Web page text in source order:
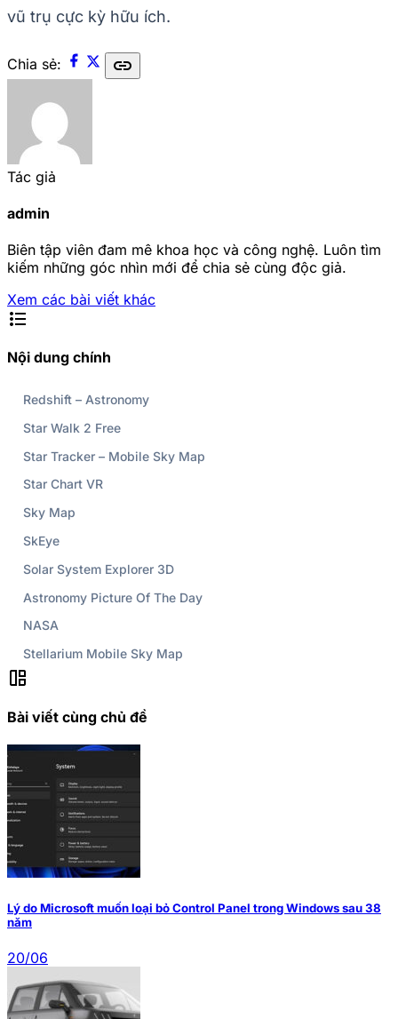
vũ trụ cực kỳ hữu ích.
Chia sẻ: link
Tác giả
admin
Biên tập viên đam mê khoa học và công nghệ. Luôn tìm
kiếm những góc nhìn mới để chia sẻ cùng độc giả.
Xem các bài viết khác
format_list_bulleted
Nội dung chính
Redshift – Astronomy
Star Walk 2 Free
Star Tracker – Mobile Sky Map
Star Chart VR
Sky Map
SkEye
Solar System Explorer 3D
Astronomy Picture Of The Day
NASA
Stellarium Mobile Sky Map
auto_awesome_mosaic
Bài viết cùng chủ đề
Lý do Microsoft muốn loại bỏ Control Panel trong Windows sau 38
năm
20/06